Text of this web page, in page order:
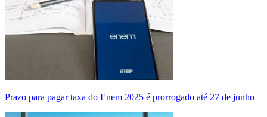
Prazo para pagar taxa do Enem 2025 é prorrogado até 27 de junho